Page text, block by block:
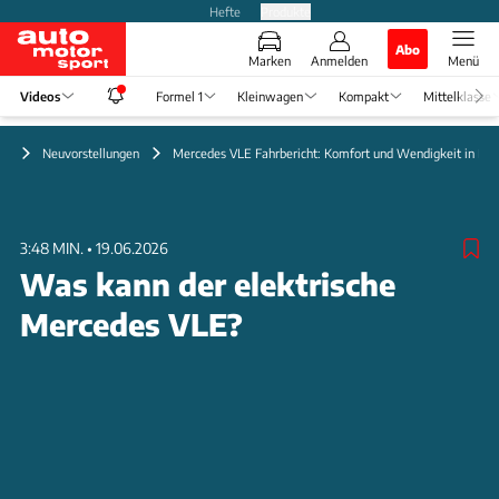
Hefte
Marken Anmelden
Abo
Menü
Videos Formel 1 Kleinwagen Kompakt Mittelklasse
Neuvorstellungen Mercedes VLE Fahrbericht: Komfort und Wendigkeit in
3:48 MIN. • 19.06.2026
Was kann der elektrische
Mercedes VLE?